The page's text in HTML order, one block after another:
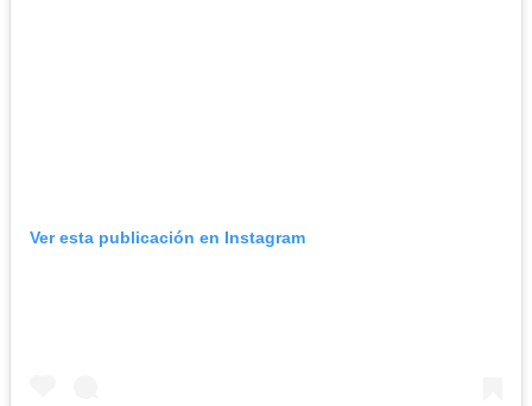
Ver esta publicación en Instagram